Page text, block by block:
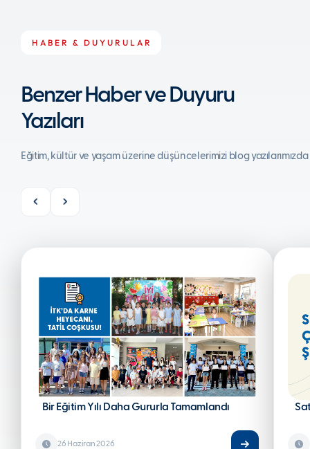
HABER & DUYURULAR
Benzer Haber ve Duyuru
Yazıları
Eğitim, kültür ve yaşam üzerine düşüncelerimizi blog
Bir Eğitim Yılı Daha Gururla Tamamlandı
26 Haziran 2026